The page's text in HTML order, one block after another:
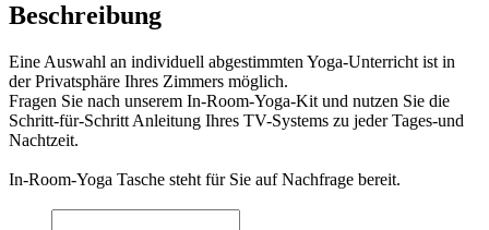
Beschreibung
Eine Auswahl an individuell abgestimmten Yoga-Unterricht ist in
der Privatsphäre Ihres Zimmers möglich.
Fragen Sie nach unserem In-Room-Yoga-Kit und nutzen Sie die
Schritt-für-Schritt Anleitung Ihres TV-Systems zu jeder Tages-und
Nachtzeit.
In-Room-Yoga Tasche steht für Sie auf Nachfrage bereit.